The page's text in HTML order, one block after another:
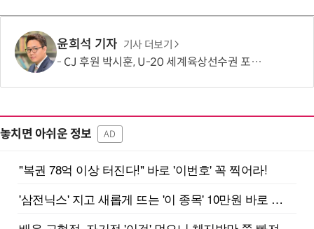
윤희석 기자 기사 더보기
CJ 후원 박시훈, U-20 세계육상선수권 포환던지기 은메달
놓치면 아쉬운 정보 AD